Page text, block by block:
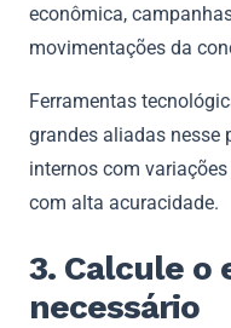
econômica,
movimentações da
Ferramentas
grandes aliadas nesse
internos com
com alta acuracidade.
3. Calcule o
necessário